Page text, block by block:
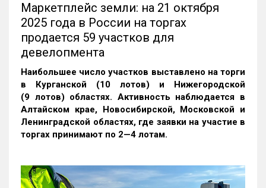
Маркетплейс земли: на 21 октября
2025 года в России на торгах
продается 59 участков для
девелопмента
Наибольшее число участков выставлено на торги
в Курганской (10 лотов) и Нижегородской
(9 лотов) областях. Активность наблюдается в
Алтайском крае, Новосибирской, Московской и
Ленинградской областях, где заявки на участие в
торгах принимают по 2—4 лотам.